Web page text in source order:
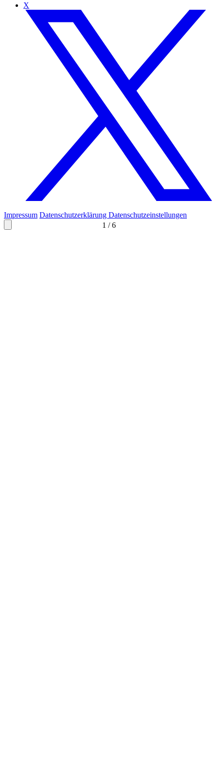
1 /6
X
Impressum Datenschutzerklärung Datenschutzeinstellungen